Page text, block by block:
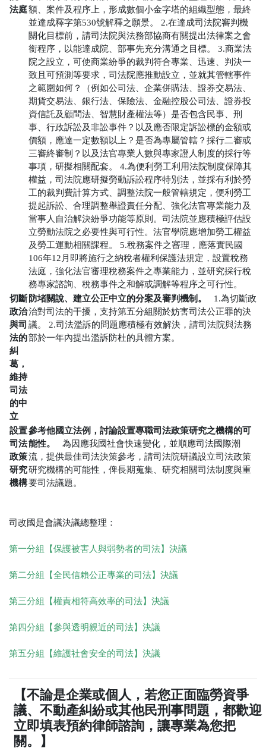
法庭額、案件及程序上，形成數個小金字塔的組織型態，最終
並達成釋字第530號解釋之願景。
2.在達成司法院審判機
關化目標前，請司法院與法務部協商有關提出法律案之會
銜程序，以能達成院、部事先充分溝通之目標。
3.商業法
院之設立，可使商業紛爭的裁判符合專業、迅速、判決一
致且可預測等要求，司法院應推動設立，並就其管轄事件
之範圍如何？（例如公司法、企業併購法、證券交易法、
期貨交易法、銀行法、保險法、金融控股公司法、證券投
資信託及顧問法、智慧財產權法等）是否包含民事、刑
事、行政訴訟及非訟事件？以及應否限定訴訟標的金額或
價額，應達一定數額以上？是否為專屬管轄？採行二審或
三審終審制？以及法官專業人數與專家證人制度的採行等
事項，研擬相關配套。
4.為便利勞工利用法院制度保障其
權益，司法院應研擬勞動訴訟程序特別法，並採有利於勞
工的裁判費計算方式、調整法院一般管轄規定，便利勞工
提起訴訟、合理調整舉證責任分配、強化法官專業能力及
當事人自治解決紛爭功能等原則。司法院並應積極評估設
立勞動法院之必要性與可行性。法官學院應增加勞工權益
及勞工運動相關課程。
5.稅務案件之審理，應落實民國
106年12月即將施行之納稅者權利保護法規定，設置稅務
法庭，強化法官審理稅務案件之專業能力，並研究採行稅
務專家諮詢、稅務事件之和解或調解等程序之可行性。
切斷
政治
與司
法的
糾
葛，
維持
司法
的中
立
防堵關說、建立公正中立的分案及審判機制。
1.為切斷政
治對司法的干擾，支持第五分組關於妨害司法公正罪的決
議。
2.司法濫訴的問題應積極有效解決，請司法院與法務
部於一年內提出濫訴防杜的具體方案。
設置
司法
政策
研究
機構
參考他國立法例，討論設置專職司法政策研究之機構的可
能性。
為因應我國社會快速變化，並順應司法國際潮
流，提供最佳司法決策參考，請司法院研議設立司法政策
研究機構的可能性，俾長期蒐集、研究相關司法制度與重
要司法議題。
司改國是會議決議總整理：
第一分組【保護被害人與弱勢者的司法】決議
第二分組【全民信賴公正專業的司法】決議
第三分組【權責相符高效率的司法】決議
第四分組【參與透明親近的司法】決議
第五分組【維護社會安全的司法】決議
【不論是企業或個人，若您正面臨勞資爭
議、不動產糾紛或其他民刑事問題，都歡迎
立即填表預約律師諮詢，讓專業為您把
關。】